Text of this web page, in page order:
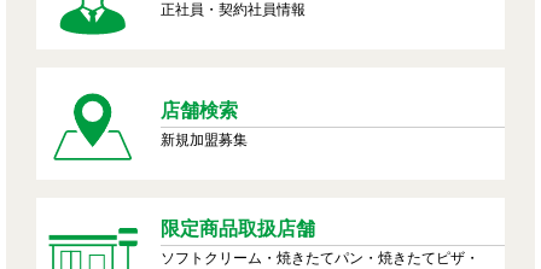
正社員・契約社員情報
店舗検索
新規加盟募集
限定商品取扱店舗
ソフトクリーム・焼きたてパン・焼きたてピザ・